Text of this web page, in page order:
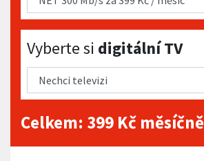
Vyberte si digitální TV
Vyberte si digitální TV
Celkem: 399 Kč měsíčně